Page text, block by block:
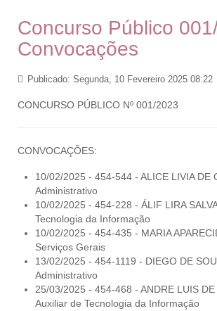
Concurso Público
Convocações
Publicado: Segunda, 10 Fevereiro 2025 08:22
CONCURSO PÚBLICO Nº 001/2023
CONVOCAÇÕES:
10/02/2025 - 454-544 - ALICE LIVIA DE
Administrativo
10/02/2025 - 454-228 - ÁLIF LIRA
Tecnologia da Informação
10/02/2025 - 454-435 - MARIA
Serviços Gerais
13/02/2025 - 454-1119 - DIEGO DE
Administrativo
25/03/2025 - 454-468 - ANDRE LUIS DE
Auxiliar de Tecnologia da Informação